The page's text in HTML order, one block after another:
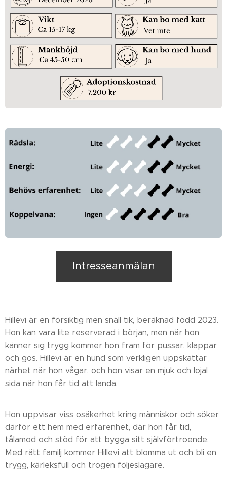
Intresseanmälan
Hillevi är en försiktig men snäll tik, beräknad född 2023.
Hon kan vara lite reserverad i början, men när hon
känner sig trygg kommer hon fram för pussar, klappar
och gos. Hillevi är en hund som verkligen uppskattar
närhet när hon vågar, och hon visar en mjuk och lojal
sida när hon får tid att landa.
Hon uppvisar viss osäkerhet kring människor och söker
därför ett hem med erfarenhet, där hon får tid,
tålamod och stöd för att bygga sitt självförtroende.
Med rätt familj kommer Hillevi att blomma ut och bli en
trygg, kärleksfull och trogen följeslagare.